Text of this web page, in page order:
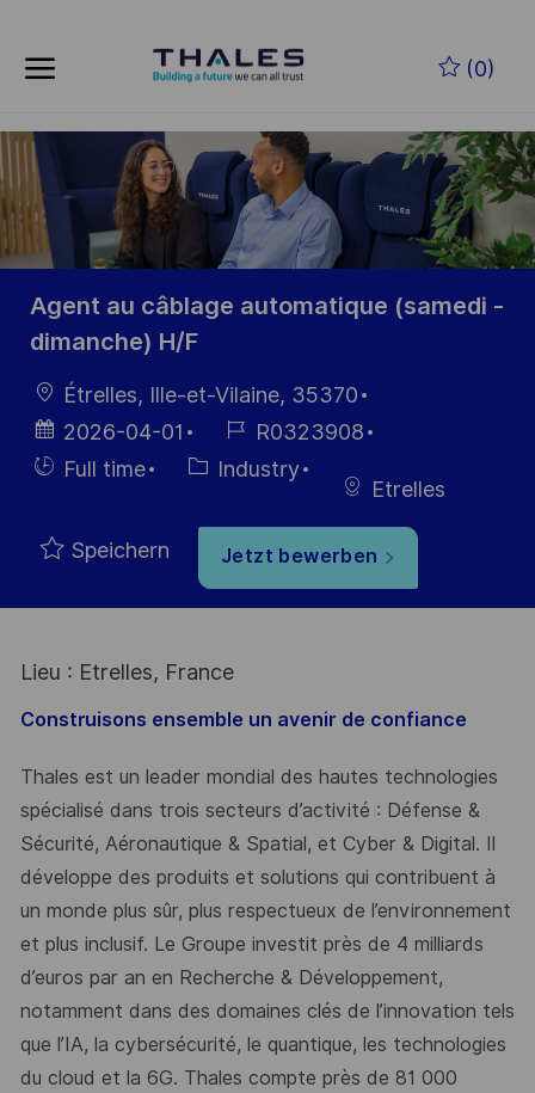
(0)
-
Agent au câblage automatique (samedi -
dimanche) H/F
Ort
Étrelles, Ille-et-Vilaine, 35370
Datum der
Veröffentlichung
2026-04-01
Job-
ID
R0323908
Einstellunngstyp
Full time Kategorie
Industry
Etrelles
Speichern Jetzt bewerben
Lieu : Etrelles, France
Construisons ensemble un avenir de confiance
Thales est un leader mondial des hautes technologies
spécialisé dans trois secteurs d’activité : Défense &
Sécurité, Aéronautique & Spatial, et Cyber & Digital. Il
développe des produits et solutions qui contribuent à
un monde plus sûr, plus respectueux de l’environnement
et plus inclusif. Le Groupe investit près de 4 milliards
d’euros par an en Recherche & Développement,
notamment dans des domaines clés de l’innovation tels
que l’IA, la cybersécurité, le quantique, les technologies
du cloud et la 6G. Thales compte près de 81 000